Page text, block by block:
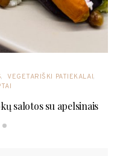
VEGETARIŠKI PATIEKALAI
salotos su apelsinais